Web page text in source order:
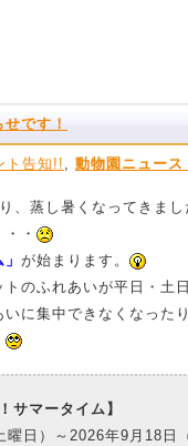
です！
ト告知!! 動物園ニュース
、蒸し暑くなってきまし
・
が始まります。
のふれあいが平日・土
に集中できなくなった
サマータイム】
日）～2026年9月18日